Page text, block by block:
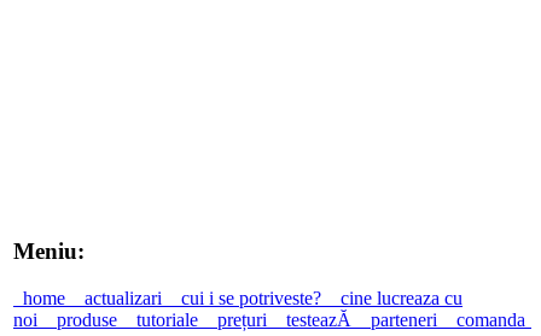
Meniu:
home actualizari cui i se potriveste?
cine lucreaza cu
noi
produse tutoriale prețuri testeazĂ parteneri comanda